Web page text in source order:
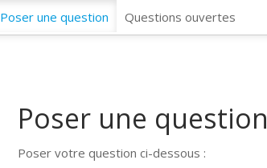
Poser une question Questions ouvertes
Poser une question
Poser votre question ci-dessous :